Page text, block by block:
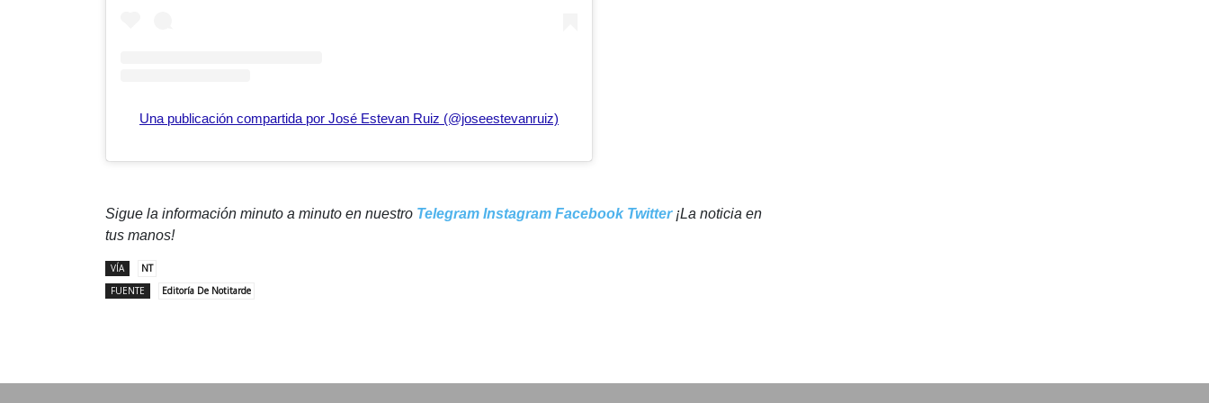
Una publicación compartida por José Estevan Ruiz (@joseestevanruiz)
Sigue la información minuto a minuto en nuestro Telegram Instagram Facebook Twitter¡La noticia en
tus manos!
VÍA
NT
FUENTE
Editoría De Notitarde